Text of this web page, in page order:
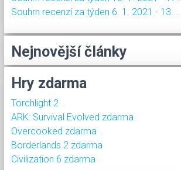
Souhrn recenzí za týden 6. 1. 2021 - 13....
Nejnovější články
Hry zdarma
Torchlight 2
ARK: Survival Evolved zdarma
Overcooked zdarma
Borderlands 2 zdarma
Civilization 6 zdarma